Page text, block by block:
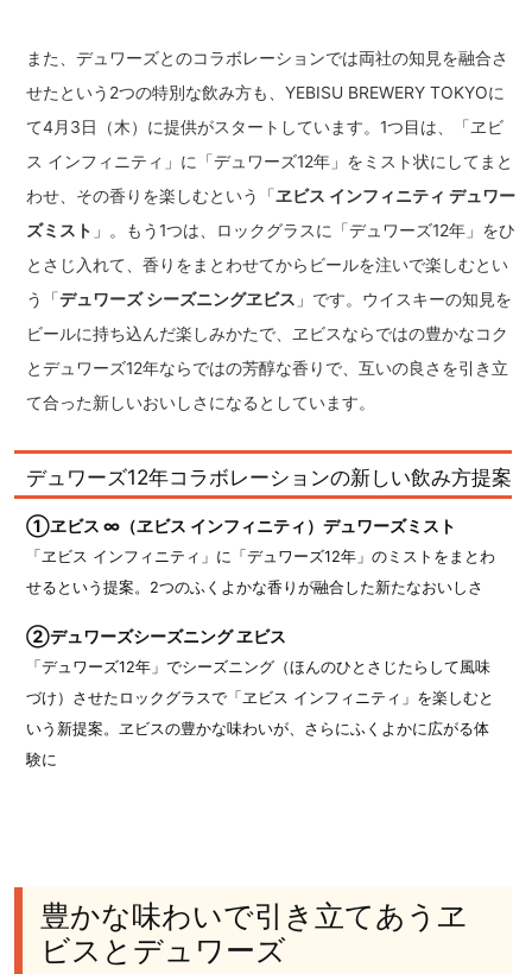
また、デュワーズとのコラボレーションでは両社の知見を融合さ
せたという2つの特別な飲み方も、YEBISU BREWERY TOKYOに
て4月3日（木）に提供がスタートしています。1つ目は、「ヱビ
ス インフィニティ」に「デュワーズ12年」をミスト状にしてまと
わせ、その香りを楽しむという「ヱビス インフィニティ デュワー
ズミスト 」。もう1つは、ロックグラスに「デュワーズ12年」をひ
とさじ入れて、香りをまとわせてからビールを注いで楽しむとい
う「デュワーズ シーズニングヱビス 」です。ウイスキーの知見を
ビールに持ち込んだ楽しみかたで、ヱビスならではの豊かなコク
とデュワーズ12年ならではの芳醇な香りで、互いの良さを引き立
て合った新しいおいしさになるとしています。
デュワーズ12年コラボレーションの新しい飲み方提案
①ヱビス ∞（ヱビス インフィニティ）デュワーズミスト
「ヱビス インフィニティ」に「デュワーズ12年」のミストをまとわ
せるという提案。2つのふくよかな香りが融合した新たなおいしさ
②デュワーズシーズニング ヱビス
「デュワーズ12年」でシーズニング（ほんのひとさじたらして風味
づけ）させたロックグラスで「ヱビス インフィニティ」を楽しむと
いう新提案。ヱビスの豊かな味わいが、さらにふくよかに広がる体
験に
豊かな味わいで引き立てあうヱ
ビスとデュワーズ